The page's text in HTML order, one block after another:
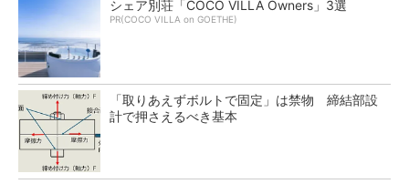
シェア別荘「COCO VILLA Owners」3選
PR(COCO VILLA on GOETHE)
「取りあえずボルトで固定」は禁物 締結部設
計で押さえるべき基本